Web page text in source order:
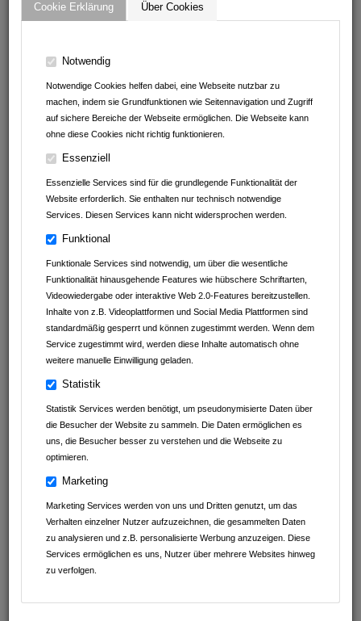
Cookie Erklärung Über Cookies
Notwendig
Notwendige Cookies helfen dabei, eine Webseite nutzbar zu
machen, indem sie Grundfunktionen wie Seitennavigation und Zugriff
auf sichere Bereiche der Webseite ermöglichen. Die Webseite kann
ohne diese Cookies nicht richtig funktionieren.
Essenziell
Essenzielle Services sind für die grundlegende Funktionalität der
Website erforderlich. Sie enthalten nur technisch notwendige
Services. Diesen Services kann nicht widersprochen werden.
Funktional
Funktionale Services sind notwendig, um über die wesentliche
Funktionalität hinausgehende Features wie hübschere Schriftarten,
Videowiedergabe oder interaktive Web 2.0-Features bereitzustellen.
Inhalte von z.B. Videoplattformen und Social Media Plattformen sind
standardmäßig gesperrt und können zugestimmt werden. Wenn dem
Service zugestimmt wird, werden diese Inhalte automatisch ohne
weitere manuelle Einwilligung geladen.
Statistik
Statistik Services werden benötigt, um pseudonymisierte Daten über
die Besucher der Website zu sammeln. Die Daten ermöglichen es
uns, die Besucher besser zu verstehen und die Webseite zu
optimieren.
Marketing
Marketing Services werden von uns und Dritten genutzt, um das
Verhalten einzelner Nutzer aufzuzeichnen, die gesammelten Daten
zu analysieren und z.B. personalisierte Werbung anzuzeigen. Diese
Services ermöglichen es uns, Nutzer über mehrere Websites hinweg
zu verfolgen.
Schloss Massenbach
Massenbachhausener Str. 64
74193 Massenbach
Baden-Württemberg
Deutschland
07138 / 52 67
07138 / 15 18
info@schloss-massenbach.de
schloss-massenbach.de